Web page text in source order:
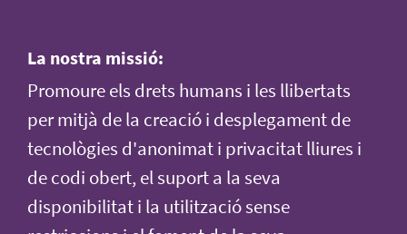
La nostra missió:
Promoure els drets humans i les llibertats
per mitjà de la creació i desplegament de
tecnològies d'anonimat i privacitat lliures i
de codi obert, el suport a la seva
disponibilitat i la utilització sense